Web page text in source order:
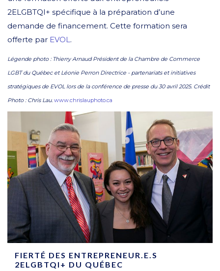
2ELGBTQI+ spécifique à la préparation d’une
demande de financement. Cette formation sera
offerte par EVOL .
Légende photo : Thierry Arnaud Président de la Chambre de Commerce
LGBT du Québec et Léonie Perron Directrice - partenariats et initiatives
stratégiques de EVOL lors de la conférence de presse du 30 avril 2025. Crédit
Photo : Chris Lau. www.chrislauphoto.ca
FIERTÉ DES ENTREPRENEUR.E.S
2ELGBTQI+ DU QUÉBEC